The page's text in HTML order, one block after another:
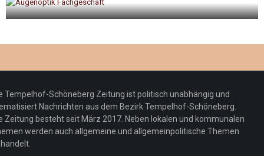
Redaktion 23. Juli 2026
Tempelhof-Schöneberg Zeitung ist politisch unabhängig und
Nachrichten aus dem Bezirk Tempelhof-Schöneberg.
Zeitung besteht seit März 2017. Neben lokalen und kommunalen
werden auch allgemeine und allgemeinpolitische Themen